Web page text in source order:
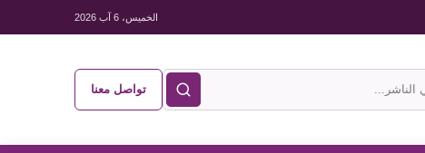
الخميس، 6 آب 2026
تواصل معنا